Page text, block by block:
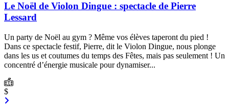
Le Noël de Violon Dingue : spectacle de Pierre
Lessard
Un party de Noël au gym ? Même vos élèves taperont du pied !
Dans ce spectacle festif, Pierre, dit le Violon Dingue, nous plonge
dans les us et coutumes du temps des Fêtes, mais pas seulement ! Un
concentré d’énergie musicale pour dynamiser...
$